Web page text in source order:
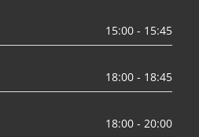
15:00 - 15:45
18:00 - 18:45
18:00 - 20:00